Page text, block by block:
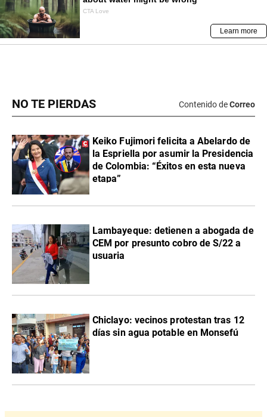
NO TE PIERDAS Contenido deCorreo
Keiko Fujimori felicita a Abelardo de
la Espriella por asumir la Presidencia
de Colombia: “Éxitos en esta nueva
etapa”
Lambayeque: detienen a abogada de
CEM por presunto cobro de S/22 a
usuaria
Chiclayo: vecinos protestan tras 12
días sin agua potable en Monsefú